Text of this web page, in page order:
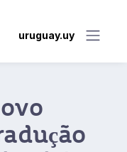
uruguay.uy